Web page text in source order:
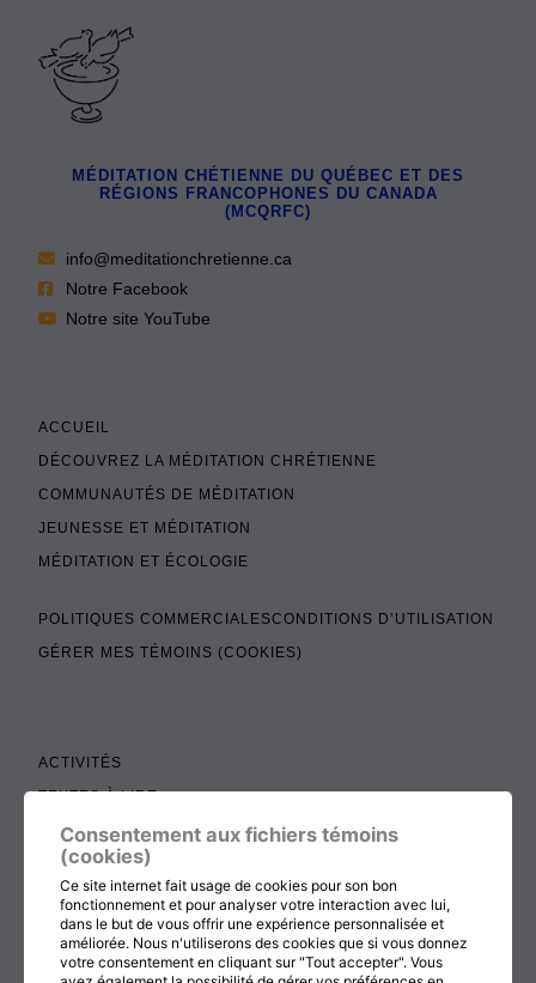
MÉDITATION CHÉTIENNE DU QUÉBEC ET DES
RÉGIONS FRANCOPHONES DU CANADA
(MCQRFC)
info@meditationchretienne.ca
Notre Facebook
Notre site YouTube
ACCUEIL
DÉCOUVREZ LA MÉDITATION CHRÉTIENNE
COMMUNAUTÉS DE MÉDITATION
JEUNESSE ET MÉDITATION
MÉDITATION ET ÉCOLOGIE
POLITIQUES COMMERCIALESCONDITIONS D’UTILISATION
GÉRER MES TÉMOINS (COOKIES)
ACTIVITÉS
TEXTES À LIRE
ADMINISTRATION
BOUTIQUE
COTISATION, RENOUVELLEMENT ET ÉCHOS
DON
CONTACTEZ-NOUS
Consentement aux fichiers témoins
(cookies)
Ce site internet fait usage de cookies pour son bon
fonctionnement et pour analyser votre interaction avec lui,
dans le but de vous offrir une expérience personnalisée et
améliorée. Nous n'utiliserons des cookies que si vous donnez
votre consentement en cliquant sur "Tout accepter". Vous